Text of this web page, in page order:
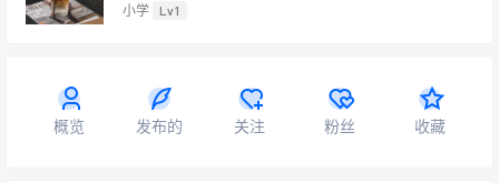
小学 Lv1
概览 发布的 关注 粉丝 收藏